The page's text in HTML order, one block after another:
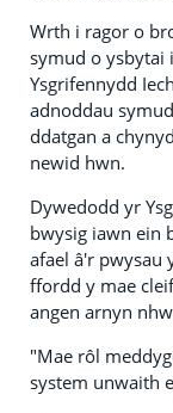
Wrth i ragor o
symud o ysbytai
Ysgrifennydd
adnoddau
ddatgan a
newid hwn.
Dywedodd yr
bwysig iawn ein
afael â'r pwysau
ffordd y mae
angen arnyn
"Mae rôl
system unwaith